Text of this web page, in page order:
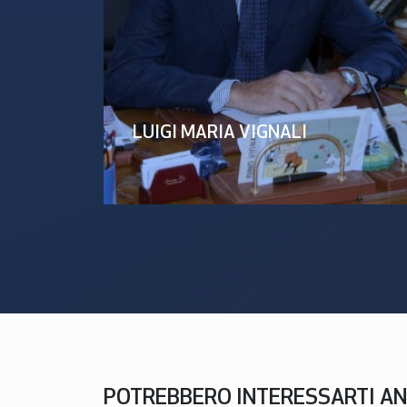
LUIGI MARIA VIGNALI
POTREBBERO INTERESSARTI